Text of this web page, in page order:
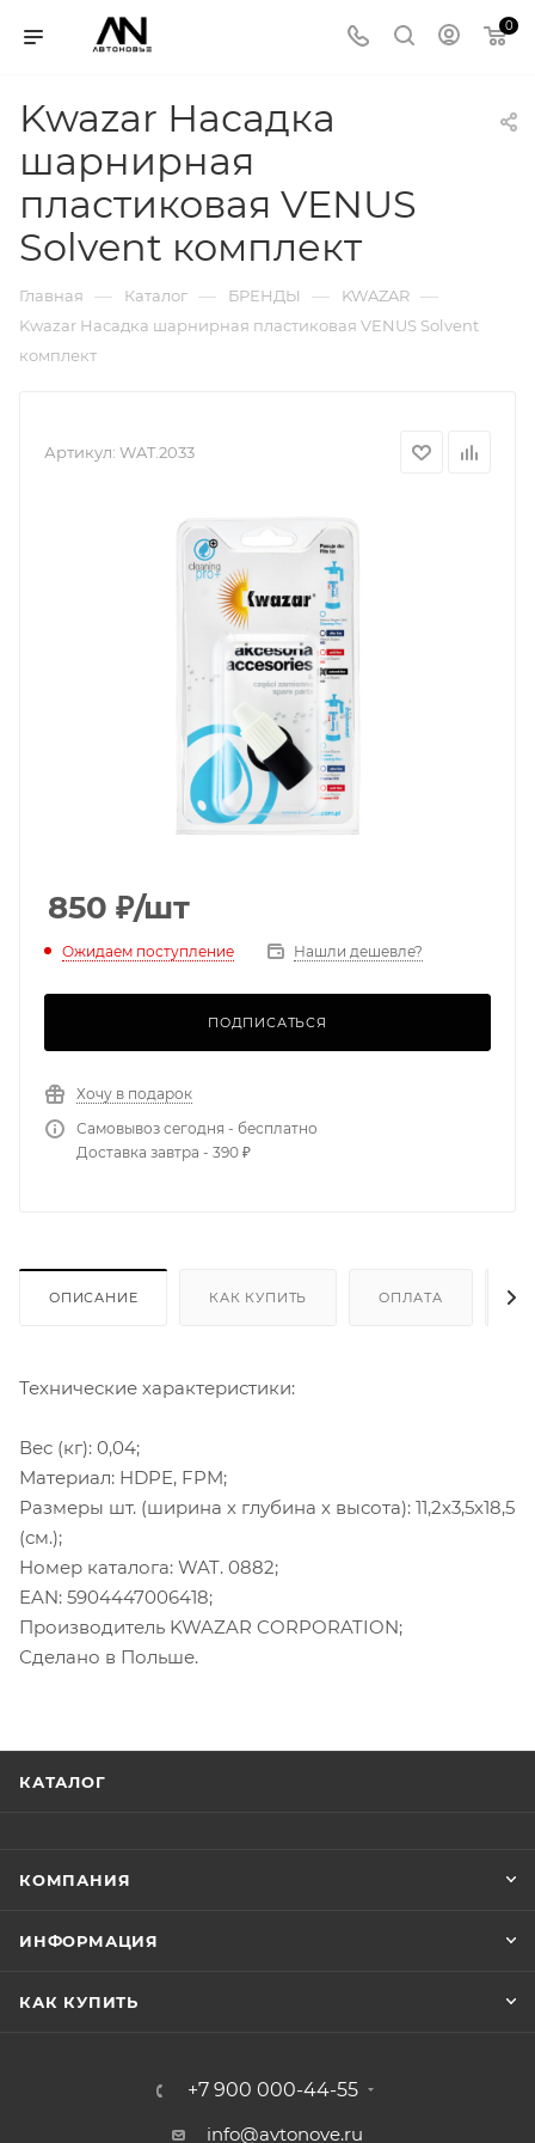
0
Kwazar Насадка
шарнирная
пластиковая VENUS
Solvent комплект
Главная — Каталог — БРЕНДЫ — KWAZAR —
Kwazar Насадка шарнирная пластиковая VENUS Solvent
комплект
Артикул: WAT.2033
850 ₽/шт
Ожидаем поступление Нашли дешевле?
ПОДПИСАТЬСЯ
Хочу в подарок
Самовывоз сегодня - бесплатно
Доставка завтра - 390 ₽
ОПИСАНИЕ КАК КУПИТЬ ОПЛАТА
Технические характеристики:
Вес (кг): 0,04;
Материал: HDPE, FPM;
Размеры шт. (ширина х глубина х высота): 11,2х3,5х18,5
(см.);
Номер каталога: WAT. 0882;
EAN: 5904447006418;
Производитель KWAZAR CORPORATION;
Сделано в Польше.
КАТАЛОГ
КОМПАНИЯ
ИНФОРМАЦИЯ
КАК КУПИТЬ
+7 900 000-44-55
info@avtonove.ru